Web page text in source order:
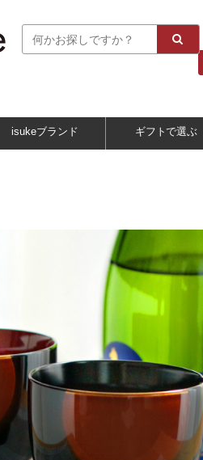
isukeブランド ギフトで選ぶ